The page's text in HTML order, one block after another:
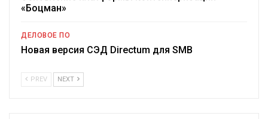
«Боцман»
ДЕЛОВОЕ ПО
Новая версия СЭД Directum для SMB
PREV NEXT